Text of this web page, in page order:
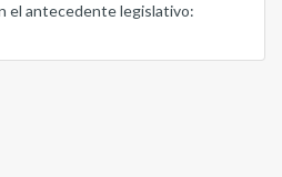
el antecedente legislativo: